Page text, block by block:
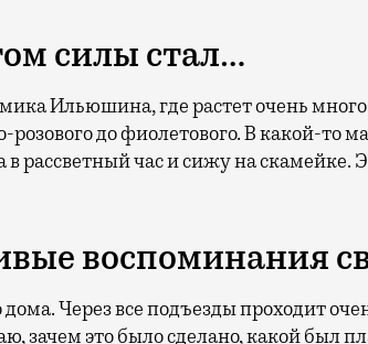
силы стал…
Ильюшина, где растет очень
до фиолетового. В какой-то
рассветный час и сижу на скамейке.
воспоминания
Через все подъезды проходит
зачем это было сделано, какой был